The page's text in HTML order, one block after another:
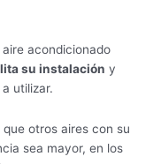
acondicionado
su instalación y
utilizar.
que otros aires con su
sea mayor, en los